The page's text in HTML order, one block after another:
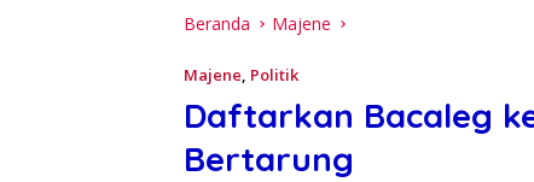
Beranda Majene
Majene, Politik
Daftarkan Bacaleg
Bertarung